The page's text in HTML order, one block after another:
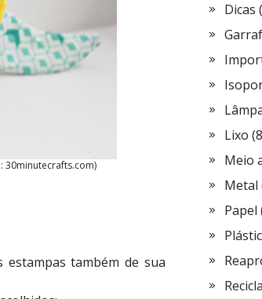
30minutecrafts.com)
também de sua
Dicas
Lixo
Meio
Metal
Papel